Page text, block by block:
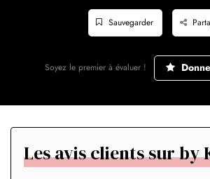
Sauvegarder
Soyez le premier à évaluer !
Les avis clients sur by